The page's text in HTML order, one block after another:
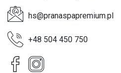
hs@pranaspapremium.pl
+48 504 450 750